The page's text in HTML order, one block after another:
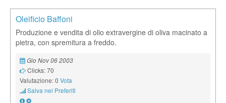
Oleificio Baffoni
Produzione e vendita di olio extravergine di oliva macinato a
pietra, con spremitura a freddo.
Gio Nov 06 2003
Clicks: 70
Valutazione: 0 Vota
Salva nei Preferiti